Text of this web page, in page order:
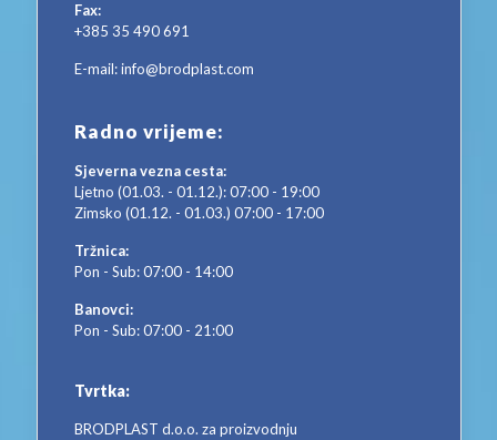
Fax:
+385 35 490 691
E-mail:info@brodplast.com
Radno vrijeme:
Sjeverna vezna cesta:
Ljetno (01.03. - 01.12.): 07:00 - 19:00
Zimsko (01.12. - 01.03.) 07:00 - 17:00
Tržnica:
Pon - Sub: 07:00 - 14:00
Banovci:
Pon - Sub: 07:00 - 21:00
Tvrtka:
BRODPLAST d.o.o. za proizvodnju